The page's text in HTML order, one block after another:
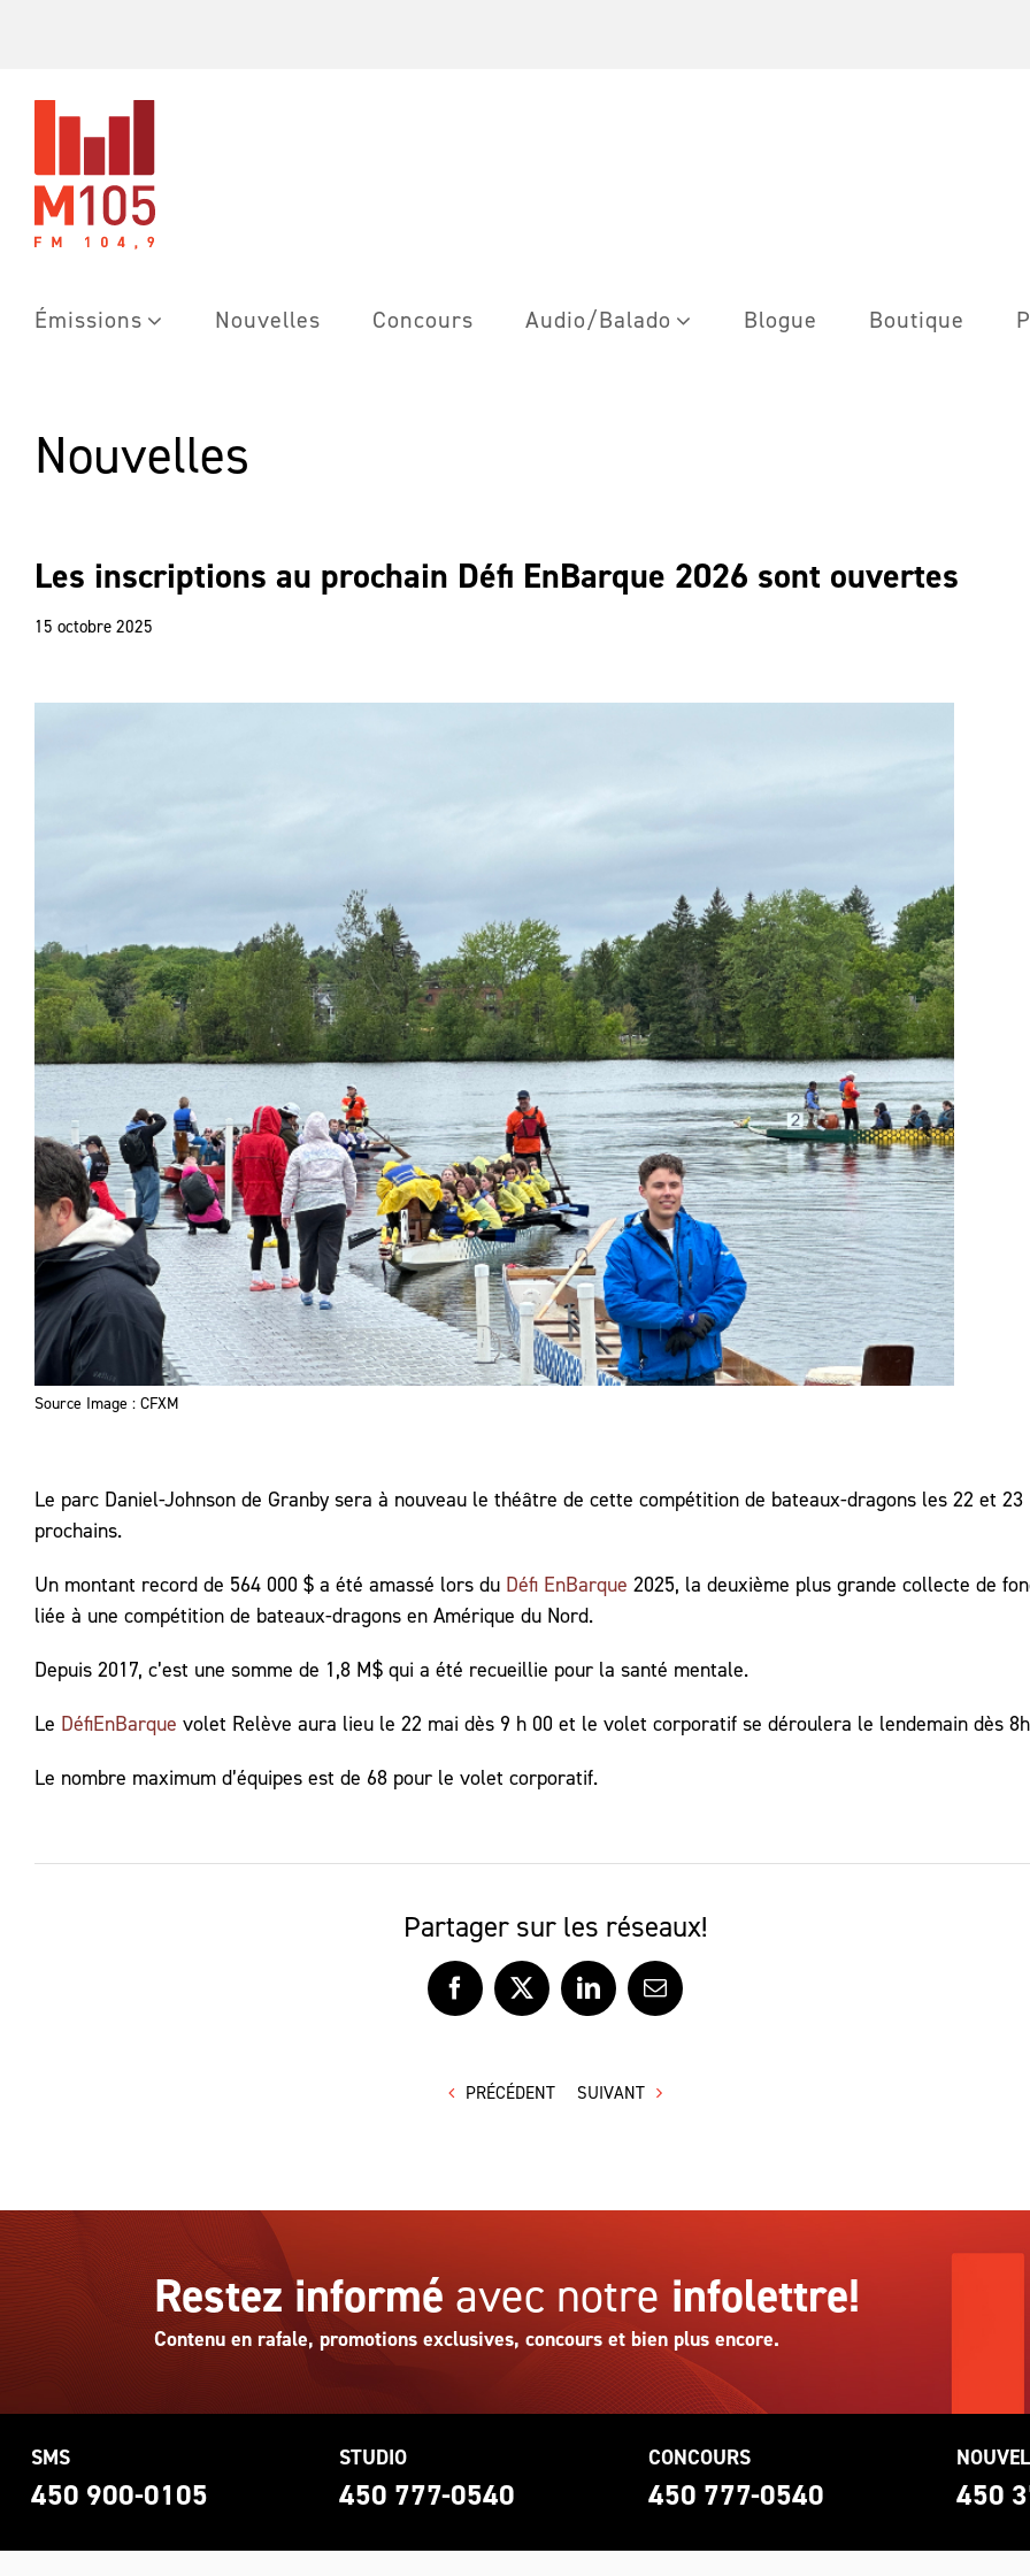
Émissions Nouvelles Concours Audio/Balado Blogue Boutique
Nouvelles
Les inscriptions au prochain Défi EnBarque 2026 sont ouvertes
15 octobre 2025
Source Image : CFXM
Le parc Daniel-Johnson de Granby sera à nouveau le théâtre de cette compétition de bateaux-dragons les 22 et 23
prochains.
Un montant record de 564 000 $ a été amassé lors du Défi EnBarque 2025, la deuxième plus grande collecte de
liée à une compétition de bateaux-dragons en Amérique du Nord.
Depuis 2017, c’est une somme de 1,8 M$ qui a été recueillie pour la santé mentale.
Le DéfiEnBarque volet Relève aura lieu le 22 mai dès 9 h 00 et le volet corporatif se déroulera le lendemain dès
Le nombre maximum d’équipes est de 68 pour le volet corporatif.
Partager sur les réseaux!
Facebook
X LinkedInCourriel
PRÉCÉDENT SUIVANT
Restez informé avec notre infolettre!
Contenu en rafale, promotions exclusives, concours et bien plus encore.
SMS
450 900-0105
STUDIO
450 777-0540
CONCOURS
450 777-0540 450